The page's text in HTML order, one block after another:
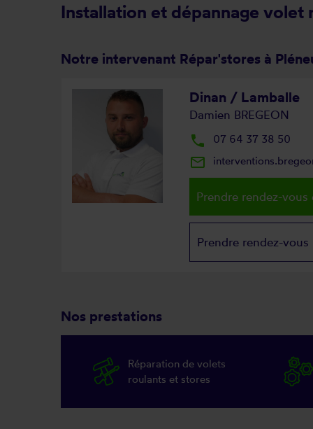
Installation et dépannage volet
Notre intervenant Répar'stores à
Dinan / Lamballe
Damien BREGEON
local_phone 07 64 37 38 50
mail_outline
Prendre rendez-vous
Prendre rendez-vous
Nos prestations
Réparation de volets
roulants et stores